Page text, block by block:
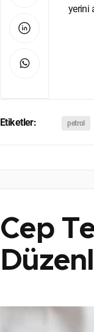
yerini
Etiketler: petrol
Cep